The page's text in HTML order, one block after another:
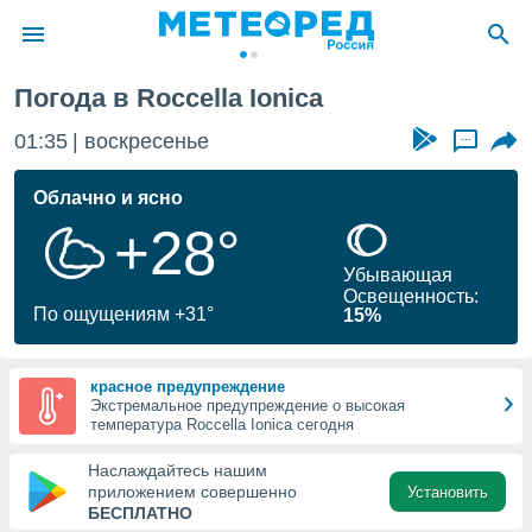
о
Вы можете
к этому
доступ
Погода в Roccella Ionica
01:35 воскресенье ...
Облачно и ясно
+28°
По ощущениям +31°
Убывающая
Освещенность:
15%
красное предупреждение
Экстремальное предупреждение о высокая
температура Roccella Ionica сегодня
Наслаждайтесь нашим
приложением совершенно
БЕСПЛАТНО
Установить